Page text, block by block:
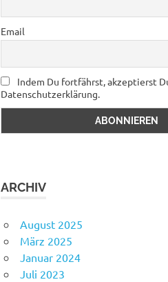
Email
Indem Du fortfährst, akzeptierst
Datenschutzerklärung.
ARCHIV
August 2025
März 2025
Januar 2024
Juli 2023